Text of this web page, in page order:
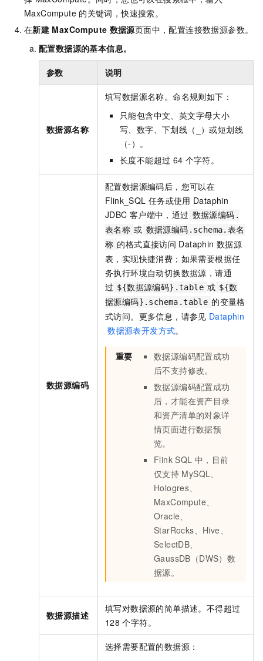
MaxCompute 的关键词，快速搜索。
在新建 MaxCompute 数据源页面中，配置连接数据源参数。
配置数据源的基本信息。
参数 说明
数据源名称
填写数据源名称。命名规则如下：
只能包含中文、英文字母大小
写、数字、下划线（_）或短划线
（-）。
长度不能超过 64 个字符。
数据源编码
配置数据源编码后，您可以在
Flink_SQL 任务或使用 Dataphin
JDBC 客户端中，通过 数据源编码.
表名称 或 数据源编码.schema.表名
称 的格式直接访问 Dataphin 数据源
表，实现快捷消费；如果需要根据任
务执行环境自动切换数据源，请通
过 ${数据源编码}.table 或 ${数
据源编码}.schema.table 的变量格
式访问。更多信息，请参见 Dataphin
数据源表开发方式。
重要
数据源编码配置成功
后不支持修改。
数据源编码配置成功
后，才能在资产目录
和资产清单的对象详
情页面进行数据预
览。
Flink SQL 中，目前
仅支持 MySQL、
Hologres、
MaxCompute、
Oracle、
StarRocks、Hive、
SelectDB、
GaussDB（DWS）数
据源。
数据源描述
填写对数据源的简单描述。不得超过
128 个字符。
选择需要配置的数据源：